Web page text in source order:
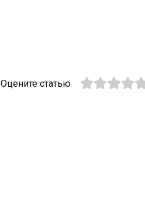
Оцените статью